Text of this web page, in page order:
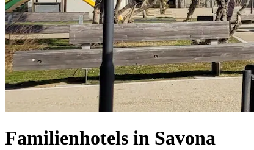
Familienhotels in Savona